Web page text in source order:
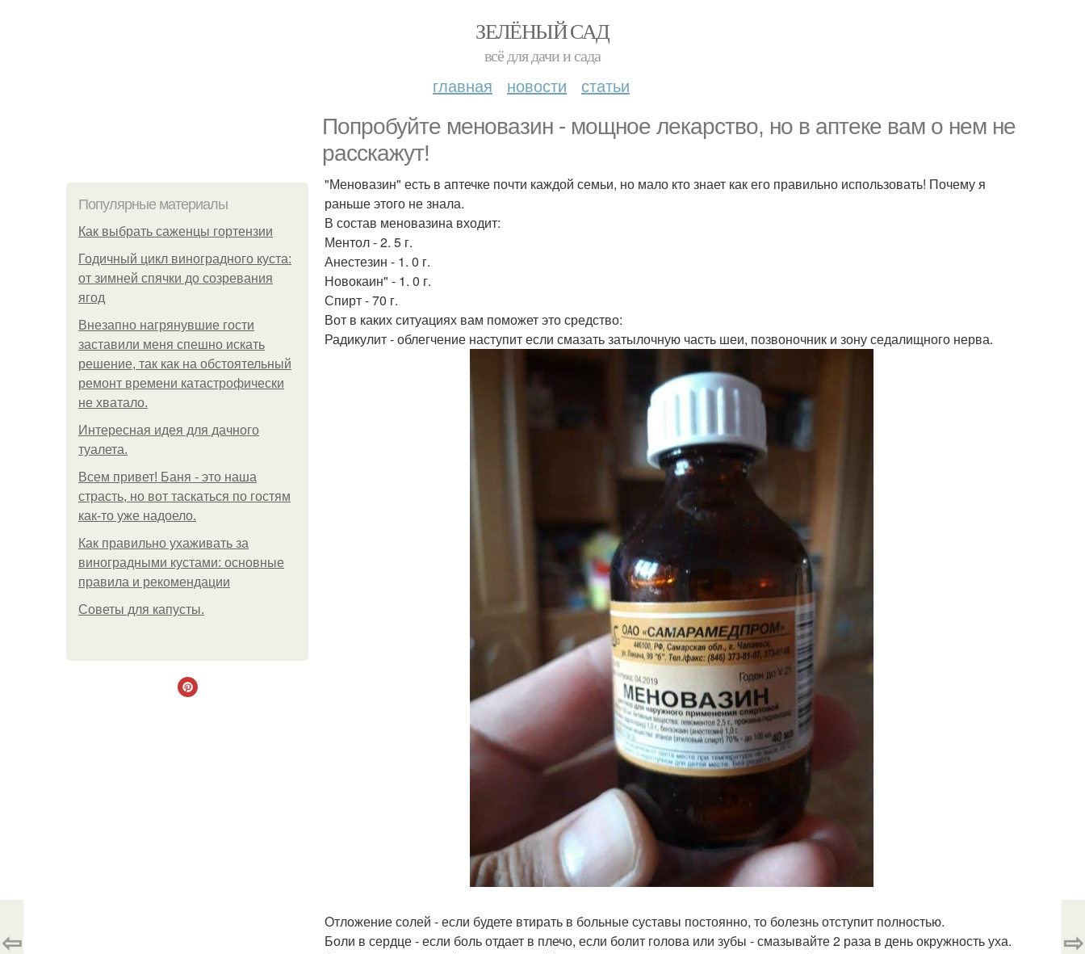
ЗЕЛЁНЫЙ САД
всё для дачи и сада
главная новости статьи
Попробуйте меновазин - мощное лекарство, но в аптеке вам о нем не
расскажут!
Популярные материалы
Как выбрать саженцы гортензии
Годичный цикл виноградного куста:
от зимней спячки до созревания
ягод
Внезапно нагрянувшие гости
заставили меня спешно искать
решение, так как на обстоятельный
ремонт времени катастрофически
не хватало.
Интересная идея для дачного
туалета.
Всем привет! Баня - это наша
страсть, но вот таскаться по гостям
как-то уже надоело.
Как правильно ухаживать за
виноградными кустами: основные
правила и рекомендации
Советы для капусты.
"Меновазин" есть в аптечке почти каждой семьи, но мало кто знает как его правильно использовать! Почему я
раньше этого не знала.
В состав меновазина входит:
Ментол - 2. 5 г.
Анестезин - 1. 0 г.
Новокаин" - 1. 0 г.
Спирт - 70 г.
Вот в каких ситуациях вам поможет это средство:
Радикулит - облегчение наступит если смазать затылочную часть шеи, позвоночник и зону седалищного нерва.
Отложение солей - если будете втирать в больные суставы постоянно, то болезнь отступит полностью.
Боли в сердце - если боль отдает в плечо, если болит голова или зубы - смазывайте 2 раза в день окружность уха.
⇦ ⇨